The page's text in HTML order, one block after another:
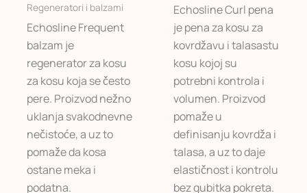
Regeneratori i balzami
Echosline Frequent
balzam je
regenerator za kosu
za kosu koja se često
pere. Proizvod nežno
uklanja svakodnevne
nečistoće, a uz to
pomaže da kosa
ostane meka i
podatna.
Echosline Curl pena
je pena za kosu za
kovrdžavu i talasastu
kosu kojoj su
potrebni kontrola i
volumen. Proizvod
pomaže u
definisanju kovrdža i
talasa, a uz to daje
elastičnost i kontrolu
bez gubitka pokreta.